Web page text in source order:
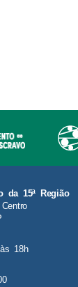
da 15ª Região
18h